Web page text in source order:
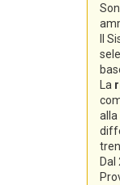
Il
La
alla